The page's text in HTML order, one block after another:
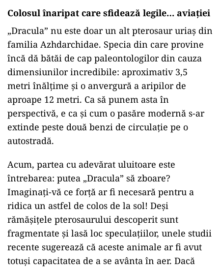
Colosul înaripat care sfidează legile… aviației
„Dracula” nu este doar un alt pterosaur uriaș din
familia Azhdarchidae. Specia din care provine
încă dă bătăi de cap paleontologilor din cauza
dimensiunilor incredibile: aproximativ 3,5
metri înălțime și o anvergură a aripilor de
aproape 12 metri. Ca să punem asta în
perspectivă, e ca și cum o pasăre modernă s-ar
extinde peste două benzi de circulație pe o
autostradă.
Acum, partea cu adevărat uluitoare este
întrebarea: putea „Dracula” să zboare?
Imaginați-vă ce forță ar fi necesară pentru a
ridica un astfel de colos de la sol! Deși
rămășițele pterosaurului descoperit sunt
fragmentate și lasă loc speculațiilor, unele studii
recente sugerează că aceste animale ar fi avut
totuși capacitatea de a se avânta în aer. Dacă